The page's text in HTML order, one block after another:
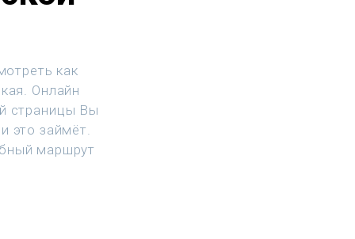
как
Онлайн
страницы Вы
это займёт.
маршрут